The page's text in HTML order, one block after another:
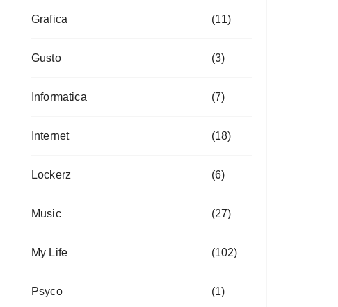
Grafica (11)
Gusto (3)
Informatica (7)
Internet (18)
Lockerz (6)
Music (27)
My Life (102)
Psyco (1)